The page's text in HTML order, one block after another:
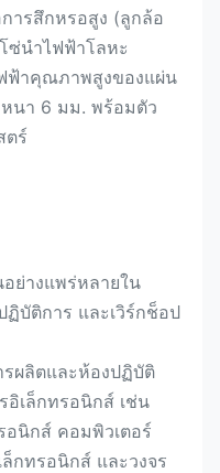
ารสึกหรอสูง (ลูกล้อ
ซ่นำไฟฟ้าโลหะ
ฟ้าคุณภาพสูงของแผ่น
นา 6 มม. พร้อมตัว
ตร์
ย่างแพร่หลายใน
ฏิบัติการ และเวิร์กช็อป
ผลิตและห้องปฏิบัติ
เล็กทรอนิกส์ เช่น
อนิกส์ คอมพิวเตอร์
กทรอนิกส์ และวงจร